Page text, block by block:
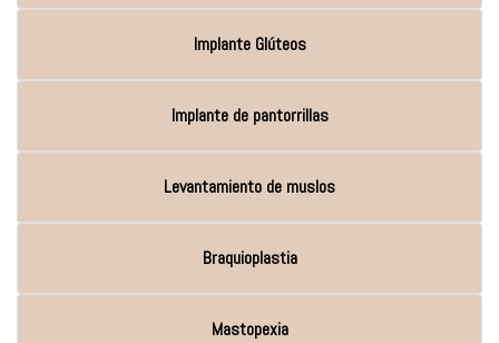
Implante Glúteos
Implante de pantorrillas
Levantamiento de muslos
Braquioplastia
Mastopexia